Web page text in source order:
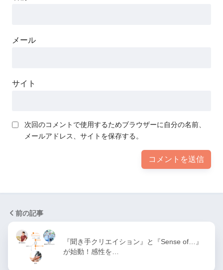
メール
サイト
次回のコメントで使用するためブラウザーに自分の名前、
メールアドレス、サイトを保存する。
前の記事
『聞き手クリエイション』と『Sense of…』
が始動！感性を…